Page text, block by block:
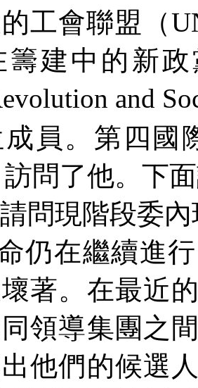
工會聯盟（
籌建中的新
and
員。第四國
訪問了他。下
問現階段委
仍在繼續進
著。在最近
領導集團之
他們的候選